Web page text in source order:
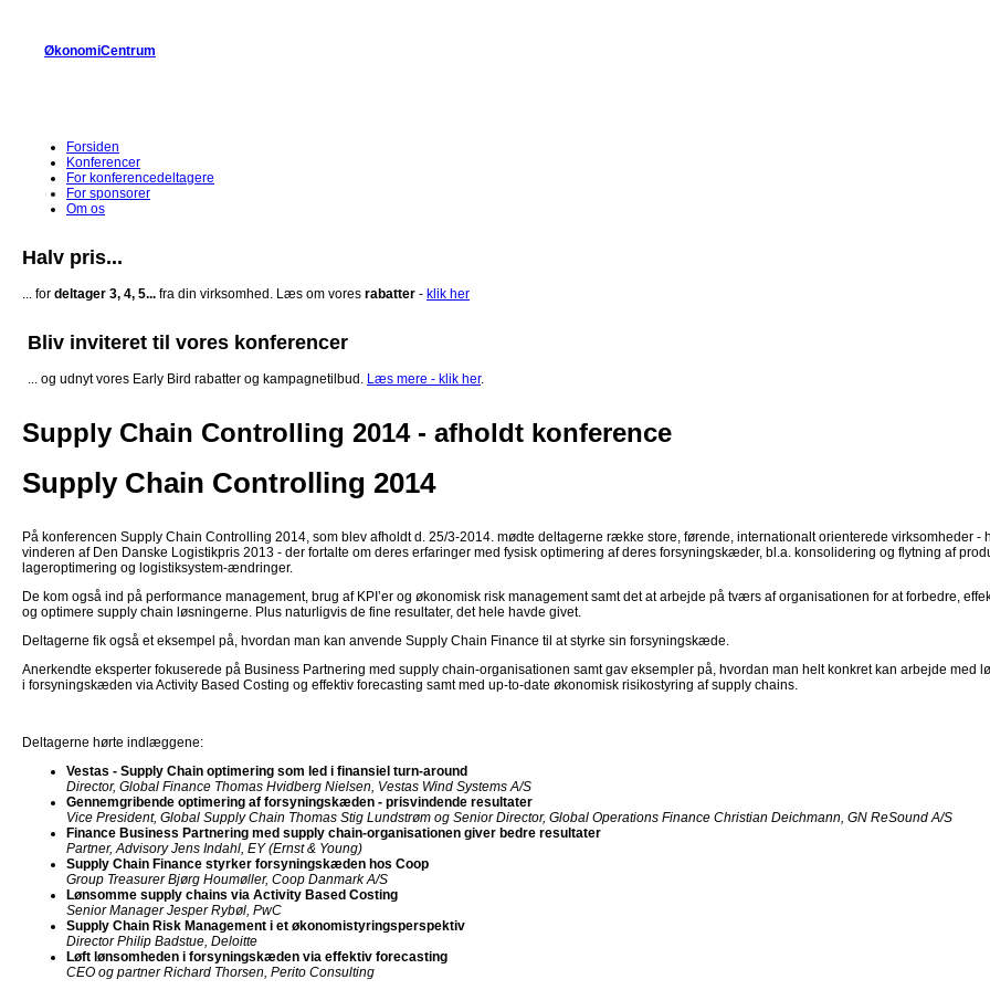
ØkonomiCentrum
Forsiden
Konferencer
For konferencedeltagere
For sponsorer
Om os
Halv pris...
... for deltager 3, 4, 5... fra din virksomhed. Læs om vores rabatter - klik her
Bliv inviteret til vores konferencer
... og udnyt vores Early Bird rabatter og kampagnetilbud. Læs mere - klik her.
Supply Chain Controlling 2014 - afholdt konference
Supply Chain Controlling 2014
På konferencen Supply Chain Controlling 2014, som blev afholdt d. 25/3-2014. mødte deltagerne række store, førende, internationalt orienterede virksomheder -
vinderen af Den Danske Logistikpris 2013 - der fortalte om deres erfaringer med fysisk optimering af deres forsyningskæder, bl.a. konsolidering og flytning af
lageroptimering og logistiksystem-ændringer.
De kom også ind på performance management, brug af KPI’er og økonomisk risk management samt det at arbejde på tværs af organisationen for at forbedre,
og optimere supply chain løsningerne. Plus naturligvis de fine resultater, det hele havde givet.
Deltagerne fik også et eksempel på, hvordan man kan anvende Supply Chain Finance til at styrke sin forsyningskæde.
Anerkendte eksperter fokuserede på Business Partnering med supply chain-organisationen samt gav eksempler på, hvordan man helt konkret kan arbejde med
i forsyningskæden via Activity Based Costing og effektiv forecasting samt med up-to-date økonomisk risikostyring af supply chains.
Deltagerne hørte indlæggene:
Vestas - Supply Chain optimering som led i finansiel turn-around
Director, Global Finance Thomas Hvidberg Nielsen, Vestas Wind Systems A/S
Gennemgribende optimering af forsyningskæden - prisvindende resultater
Vice President, Global Supply Chain Thomas Stig Lundstrøm og Senior Director, Global Operations Finance Christian Deichmann, GN ReSound A/S
Finance Business Partnering med supply chain-organisationen giver bedre resultater
Partner, Advisory Jens Indahl, EY (Ernst & Young)
Supply Chain Finance styrker forsyningskæden hos Coop
Group Treasurer Bjørg Houmøller, Coop Danmark A/S
Lønsomme supply chains via Activity Based Costing
Senior Manager Jesper Rybøl, PwC
Supply Chain Risk Management i et økonomistyringsperspektiv
Director Philip Badstue, Deloitte
Løft lønsomheden i forsyningskæden via effektiv forecasting
CEO og partner Richard Thorsen, Perito Consulting